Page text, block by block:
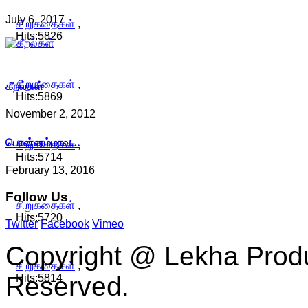
சிறுகதைகள் ,
Hits:5826
சிறுகதைகள் ,
Hits:5869
சிறுகதைகள்,
Hits:5714
சிறுகதைகள் ,
Hits:5720
சிறுகதைகள் ,
Hits:5814
July 6, 2017
கீறல்கள்
November 2, 2012
பொன்னம்மாவ…
February 13, 2016
Follow Us
Twitter Facebook Vimeo
Copyright @ Lekha
Reserved.